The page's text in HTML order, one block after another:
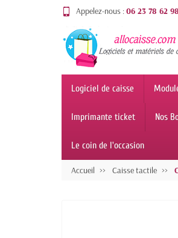
Appelez-nous :06 23 78 62 98
Logiciel de caisse
Imprimante ticket Nos
Le coin de l'occasion
Accueil Caisse tactile